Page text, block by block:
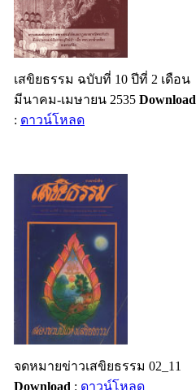
เสขิยธรรม ฉบับที่ 10 ปีที่ 2 เดือน
มีนาคม-เมษายน 2535 Download
: ดาวน์โหลด
จดหมายข่าวเสขิยธรรม 02_11
Download : ดาวน์โหลด